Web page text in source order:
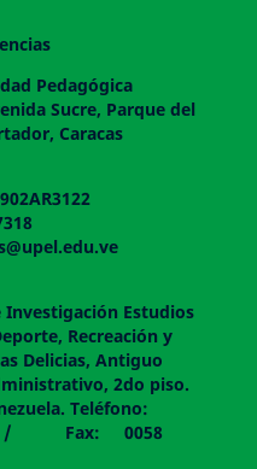
Pedagógica
Sucre, Parque del
Caracas
Estudios
Recreación y
Delicias, Antiguo
2do piso.
Teléfono:
/ Fax: 0058